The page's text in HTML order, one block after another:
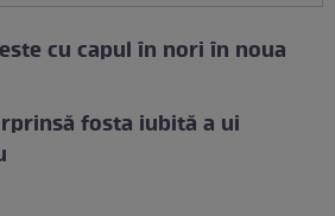
cu capul în nori în noua
fosta iubită a ui